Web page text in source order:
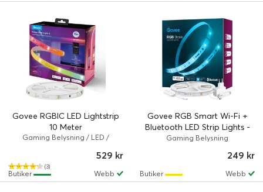
Govee RGBIC LED Lightstrip
10 Meter
Gaming Belysning / LED /
(3)
529 kr
Webb
Butiker
Govee RGB Smart Wi-Fi +
Bluetooth LED Strip Lights -
5m
Gaming Belysning
249 kr
Webb
Butiker